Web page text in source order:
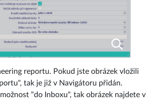
reportu. Pokud jste obrázek vložili
tak je již v Navigátoru přidán.
"do Inboxu", tak obrázek najdete v